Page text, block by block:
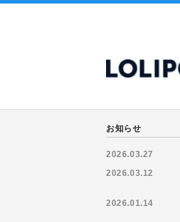
お知らせ
2026.03.27
2026.03.12
2026.01.14